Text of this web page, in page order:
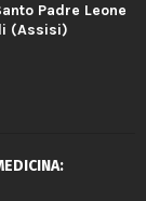
Padre Leone
(Assisi)